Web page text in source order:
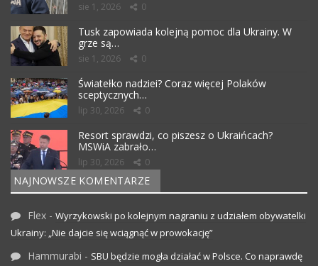
sie 1, 2026 0
Tusk zapowiada kolejną pomoc dla Ukrainy. W
grze są…
sie 1, 2026 0
Światełko nadziei? Coraz więcej Polaków
sceptycznych…
lip 30, 2026 0
Resort sprawdzi, co piszesz o Ukraińcach?
MSWiA zabrało…
lip 30, 2026 0
NAJNOWSZE KOMENTARZE
Flex - Wyrzykowski po kolejnym nagraniu z udziałem obywatelki
Ukrainy: „Nie dajcie się wciągnąć w prowokację”
Hammurabi - SBU będzie mogła działać w Polsce. Co naprawdę